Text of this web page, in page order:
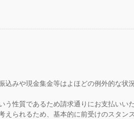
込みや現金集金等はよほどの例外的な状
う性質であるため請求通りにお支払いい
えられるため、基本的に前受けのスタン